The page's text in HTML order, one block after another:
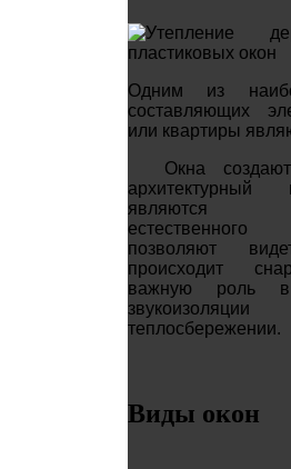
Одним из
составляющих
или квартиры
Окна создают
являются
позволяют
происходит
важную роль в
теплосбережении.
Виды окон